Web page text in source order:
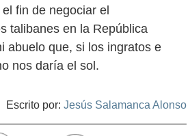
fin de negociar el
talibanes en la República
abuelo que, si los ingratos e
nos daría el sol.
Escrito por: Jesús Salamanca Alonso